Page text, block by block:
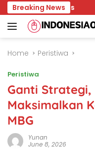
Skip
to
content
Breaking News
Bapanas Clean
Home Peristiwa
Peristiwa
Ganti Strategi,
Maksimalkan
MBG
Yunan
June 8, 2026